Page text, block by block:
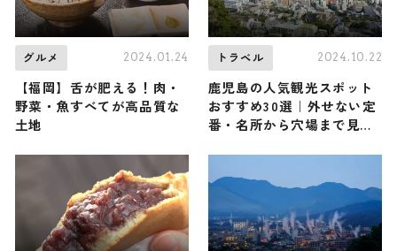
グルメ 2024.01.24
【福岡】舌が肥える！肉・
野菜・魚すべてが高品質な
土地
トラベル 2024.10.22
鹿児島の人気観光スポット
おすすめ30選｜外せない定
番・名所から穴場まで見ど